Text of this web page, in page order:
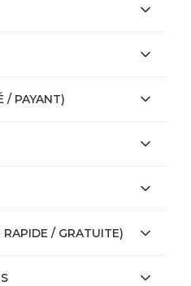
/ PAYANT)
/ GRATUITE)